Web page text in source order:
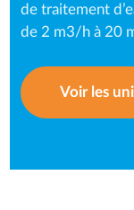
de traitement
de 2 m3/h à 20
Voir les